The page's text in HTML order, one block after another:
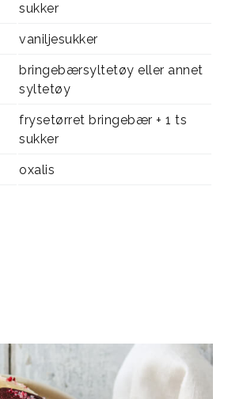
sukker
vaniljesukker
bringebærsyltetøy eller annet
syltetøy
frysetørret bringebær + 1 ts
sukker
oxalis